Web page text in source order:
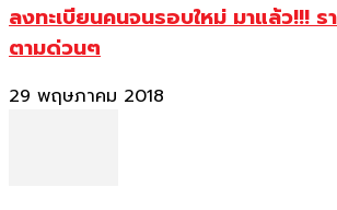
ลงทะเบียนคนจนรอบใหม่ มาแล้ว!!!
ตามด่วนๆ
29 พฤษภาคม 2018